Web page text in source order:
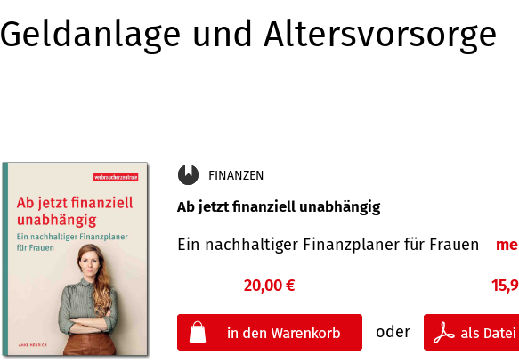
E-
Geldanlage und Altersvorsorge
FINANZEN
Ab jetzt finanziell unabhängig
Ein nachhaltiger Finanzplaner für Frauen
20,00 €
oder